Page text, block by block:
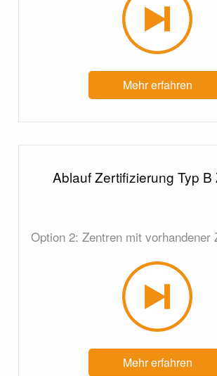
Mehr erfahren
Ablauf Zertifizierung Typ B
Option 2: Zentren mit vorhandener
Mehr erfahren